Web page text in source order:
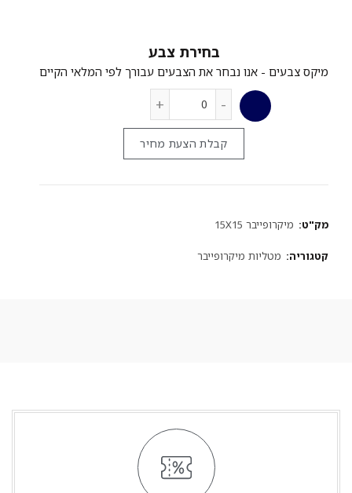
צבע
קבלת הצעת מחיר
מק"ט: מיקרופייבר 15X15
קטגוריה: מטליות מיקרופייבר